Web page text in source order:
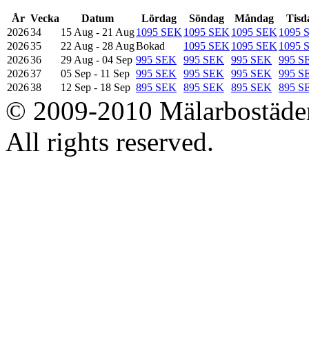
År Vecka Datum Lördag Söndag Måndag
202634 15 Aug - 21 Aug1095 SEK 1095 SEK 1095 SEK 1095
202635 22 Aug - 28 AugBokad 1095 SEK 1095 SEK 1095
202636 29 Aug - 04 Sep 995 SEK 995 SEK 995 SEK
995
202637 05 Sep - 11 Sep 995 SEK 995 SEK 995 SEK
995
202638 12 Sep - 18 Sep 895 SEK 895 SEK 895 SEK 895
© 2009-2010
All rights reserved.